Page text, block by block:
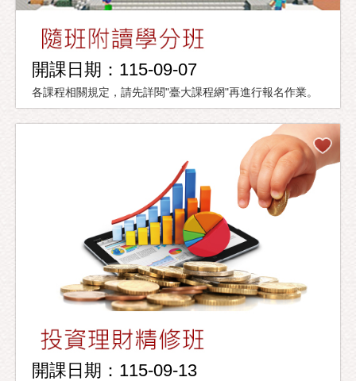
開課日期：115-09-07
各課程相關規定，請先詳閱"臺大課程網"再進行報名作業。
開課日期：115-09-13